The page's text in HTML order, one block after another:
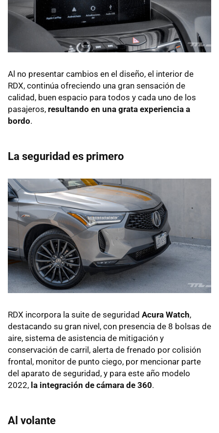
Al no presentar cambios en el diseño, el interior de
RDX, continúa ofreciendo una gran sensación de
calidad, buen espacio para todos y cada uno de los
pasajeros, resultando en una grata experiencia a
bordo.
La seguridad es primero
RDX incorpora la suite de seguridad Acura Watch,
destacando su gran nivel, con presencia de 8 bolsas de
aire, sistema de asistencia de mitigación y
conservación de carril, alerta de frenado por colisión
frontal, monitor de punto ciego, por mencionar parte
del aparato de seguridad, y para este año modelo
2022, la integración de cámara de 360.
Al volante